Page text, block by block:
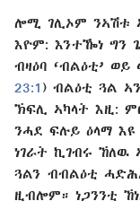
ሎሚ ገሊኦም ንኣሽቱ
እዮም: እንተዀነ ግን
ብዛዕባ ‘ብልዕቲ’
23:1 ) ብልዕቲ ጓል
ኽፍሊ ኣካላት እዚ:
ንሓደ ፍሉይ ዕላማ
ነገራት ኪገብሩ ኸለዉ
ጓልን ብብልዕቲ
ዚብሎም። ነጋንንቲ